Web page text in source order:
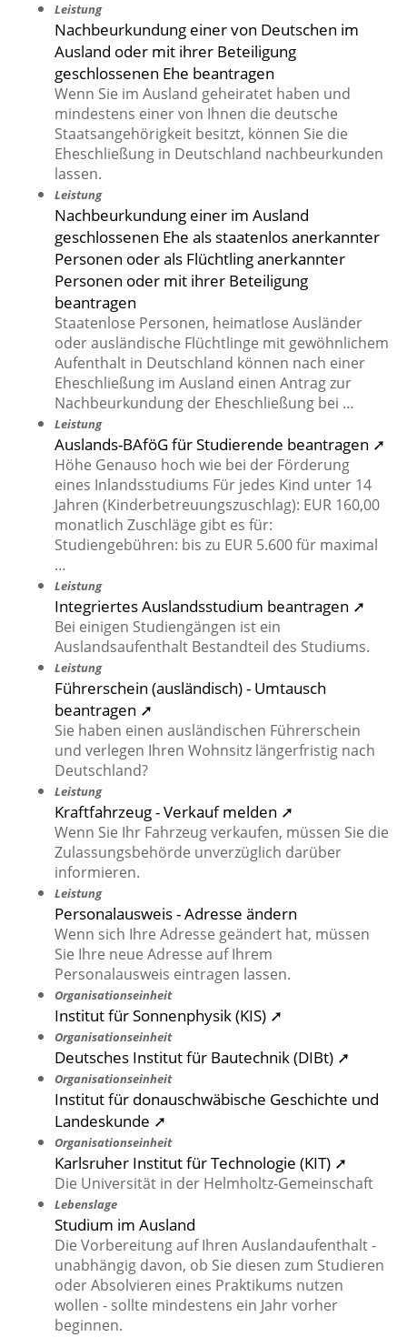
Leistung
Nachbeurkundung einer von Deutschen im
Ausland oder mit ihrer Beteiligung
geschlossenen Ehe beantragen
Wenn Sie im Ausland geheiratet haben und
mindestens einer von Ihnen die deutsche
Staatsangehörigkeit besitzt, können Sie die
Eheschließung in Deutschland nachbeurkunden
lassen.
Leistung
Nachbeurkundung einer im Ausland
geschlossenen Ehe als staatenlos anerkannter
Personen oder als Flüchtling anerkannter
Personen oder mit ihrer Beteiligung
beantragen
Staatenlose Personen, heimatlose Ausländer
oder ausländische Flüchtlinge mit gewöhnlichem
Aufenthalt in Deutschland können nach einer
Eheschließung im Ausland einen Antrag zur
Nachbeurkundung der Eheschließung bei …
Leistung
Auslands-BAföG für Studierende beantragen ➚
Höhe Genauso hoch wie bei der Förderung
eines Inlandsstudiums Für jedes Kind unter 14
Jahren (Kinderbetreuungszuschlag): EUR 160,00
monatlich Zuschläge gibt es für:
Studiengebühren: bis zu EUR 5.600 für maximal
…
Leistung
Integriertes Auslandsstudium beantragen ➚
Bei einigen Studiengängen ist ein
Auslandsaufenthalt Bestandteil des Studiums.
Leistung
Führerschein (ausländisch) - Umtausch
beantragen ➚
Sie haben einen ausländischen Führerschein
und verlegen Ihren Wohnsitz längerfristig nach
Deutschland?
Leistung
Kraftfahrzeug - Verkauf melden ➚
Wenn Sie Ihr Fahrzeug verkaufen, müssen Sie die
Zulassungsbehörde unverzüglich darüber
informieren.
Leistung
Personalausweis - Adresse ändern
Wenn sich Ihre Adresse geändert hat, müssen
Sie Ihre neue Adresse auf Ihrem
Personalausweis eintragen lassen.
Organisationseinheit
Institut für Sonnenphysik (KIS) ➚
Organisationseinheit
Deutsches Institut für Bautechnik (DIBt) ➚
Organisationseinheit
Institut für donauschwäbische Geschichte und
Landeskunde ➚
Organisationseinheit
Karlsruher Institut für Technologie (KIT) ➚
Die Universität in der Helmholtz-Gemeinschaft
Lebenslage
Studium im Ausland
Die Vorbereitung auf Ihren Auslandaufenthalt -
unabhängig davon, ob Sie diesen zum Studieren
oder Absolvieren eines Praktikums nutzen
wollen - sollte mindestens ein Jahr vorher
beginnen.